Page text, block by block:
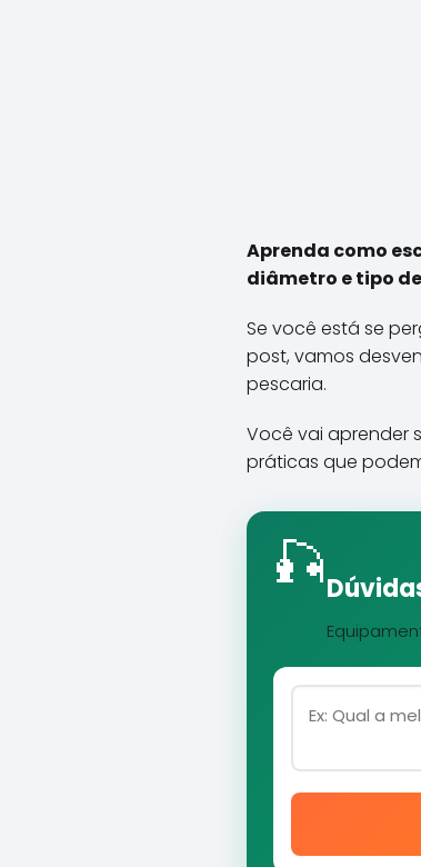
Aprenda como
diâmetro e tipo
Se você está se
post, vamos
pescaria.
Você vai aprender
práticas que
🎣